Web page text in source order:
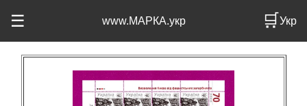
☰ www.МАРКА.укр 🛒Укр